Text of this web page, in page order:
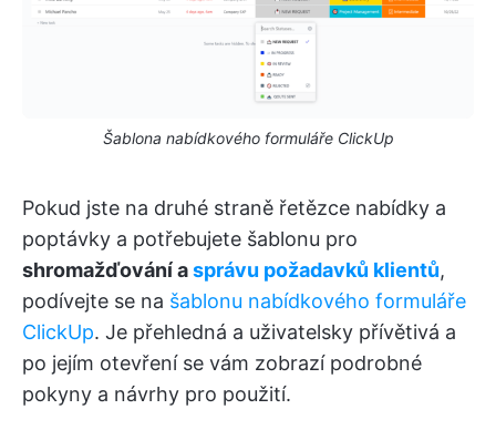
Šablona nabídkového formuláře ClickUp
Pokud jste na druhé straně řetězce nabídky a
poptávky a potřebujete šablonu pro
shromažďování asprávu požadavků klientů,
podívejte se na šablonu nabídkového formuláře
ClickUp. Je přehledná a uživatelsky přívětivá a
po jejím otevření se vám zobrazí podrobné
pokyny a návrhy pro použití.